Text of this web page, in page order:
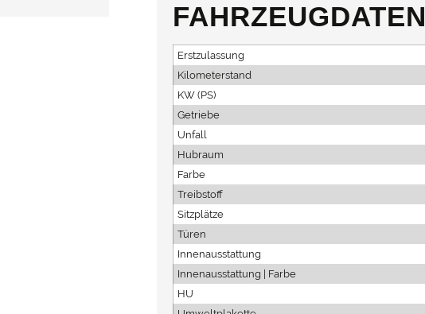
FAHRZEUGDATEN
Erstzulassung
Kilometerstand
KW (PS)
Getriebe
Unfall
Hubraum
Farbe
Treibstoff
Sitzplätze
Türen
Innenausstattung
Innenausstattung | Farbe
HU